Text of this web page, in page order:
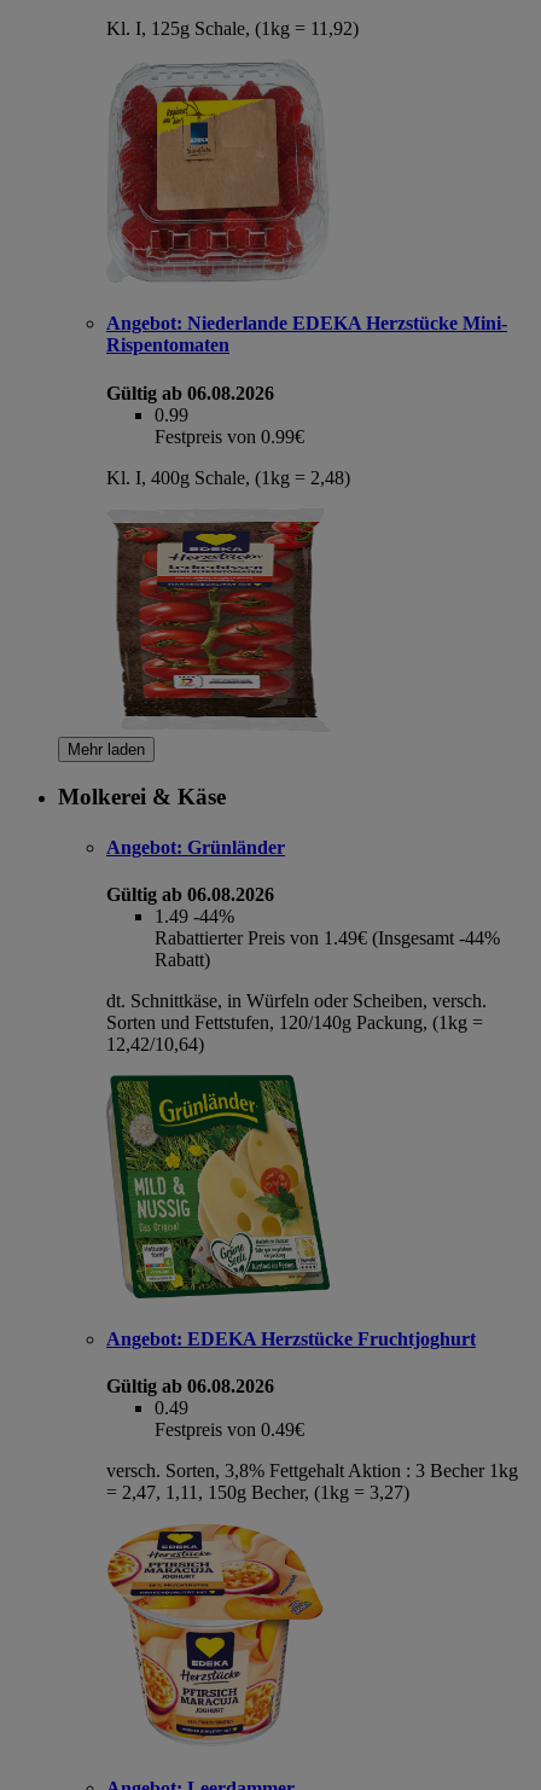
Kl. I, 125g Schale, (1kg = 11,92)
Angebot: Niederlande EDEKA Herzstücke Mini-
Rispentomaten
Gültig ab 06.08.2026
0.99
Festpreis von 0.99€
Kl. I, 400g Schale, (1kg = 2,48)
Mehr laden
Molkerei & Käse
Angebot: Grünländer
Gültig ab 06.08.2026
1.49 -44%
Rabattierter Preis von 1.49€ (Insgesamt -44%
Rabatt)
dt. Schnittkäse, in Würfeln oder Scheiben, versch.
Sorten und Fettstufen, 120/140g Packung, (1kg =
12,42/10,64)
Angebot: EDEKA Herzstücke Fruchtjoghurt
Gültig ab 06.08.2026
0.49
Festpreis von 0.49€
versch. Sorten, 3,8% Fettgehalt Aktion : 3 Becher 1kg
= 2,47, 1,11, 150g Becher, (1kg = 3,27)